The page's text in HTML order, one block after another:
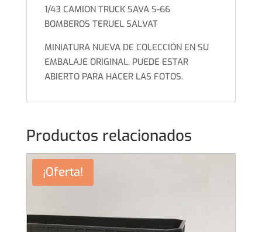
1/43 CAMION TRUCK SAVA S-66
BOMBEROS TERUEL SALVAT
MINIATURA NUEVA DE COLECCIÓN EN SU
EMBALAJE ORIGINAL, PUEDE ESTAR
ABIERTO PARA HACER LAS FOTOS.
Productos relacionados
¡Oferta!